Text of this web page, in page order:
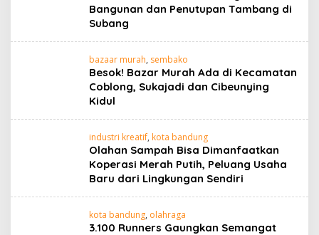
Bangunan dan Penutupan Tambang di
Subang
bazaar murah, sembako
Besok! Bazar Murah Ada di Kecamatan
Coblong, Sukajadi dan Cibeunying
Kidul
industri kreatif, kota bandung
Olahan Sampah Bisa Dimanfaatkan
Koperasi Merah Putih, Peluang Usaha
Baru dari Lingkungan Sendiri
kota bandung, olahraga
3.100 Runners Gaungkan Semangat